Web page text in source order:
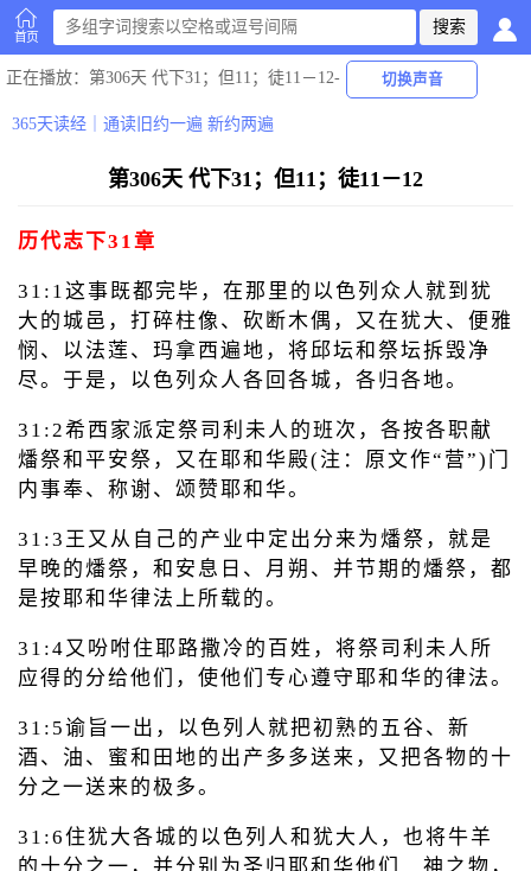
首页
正在播放：第306天 代下31；但11；徒11－12- 切换声音
365天读经｜通读旧约一遍 新约两遍
第306天 代下31；但11；徒11－12
历代志下31章
31:1这事既都完毕，在那里的以色列众人就到犹
大的城邑，打碎柱像、砍断木偶，又在犹大、便雅
悯、以法莲、玛拿西遍地，将邱坛和祭坛拆毁净
尽。于是，以色列众人各回各城，各归各地。
31:2希西家派定祭司利未人的班次，各按各职献
燔祭和平安祭，又在耶和华殿(注：原文作“营”)门
内事奉、称谢、颂赞耶和华。
31:3王又从自己的产业中定出分来为燔祭，就是
早晚的燔祭，和安息日、月朔、并节期的燔祭，都
是按耶和华律法上所载的。
31:4又吩咐住耶路撒冷的百姓，将祭司利未人所
应得的分给他们，使他们专心遵守耶和华的律法。
31:5谕旨一出，以色列人就把初熟的五谷、新
酒、油、蜜和田地的出产多多送来，又把各物的十
分之一送来的极多。
31:6住犹大各城的以色列人和犹大人，也将牛羊